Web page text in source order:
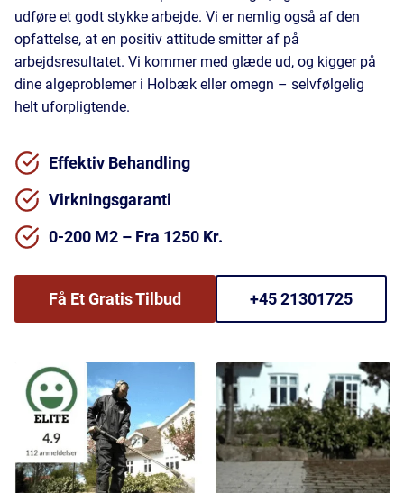
udføre et godt stykke arbejde. Vi er nemlig også af den
opfattelse, at en positiv attitude smitter af på
arbejdsresultatet. Vi kommer med glæde ud, og kigger på
dine algeproblemer i Holbæk eller omegn – selvfølgelig
helt uforpligtende.
Effektiv Behandling
Virkningsgaranti
0-200 M2 – Fra 1250 Kr.
Få Et Gratis Tilbud +45 21301725